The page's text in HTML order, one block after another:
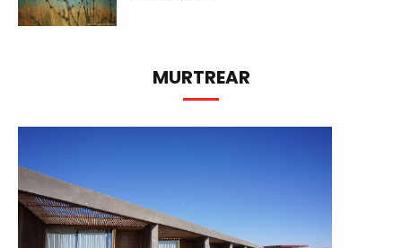
MURTREAR